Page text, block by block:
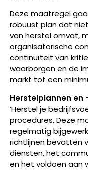
Deze maatregel
robuust plan dat
van herstel omvat,
organisatorische
continuïteit van
waarborgen en de
markt tot een
Herstelplannen en
‘Herstel je
procedures. Deze
regelmatig
richtlijnen bevatten
diensten, het
en het voldoen aan